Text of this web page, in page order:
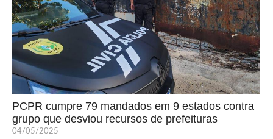
PCPR cumpre 79 mandados em 9 estados contra
grupo que desviou recursos de prefeituras
04/05/2025